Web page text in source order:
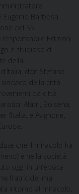
Barbosa
del SS.
Edizioni
e studioso di
della
don Stefano
sindaco della città
da città
Alatri, Bolsena,
e Avignone,
che il miracolo ha
e nella società.
oggi in un’epoca
fratricide, ma
intorno al miracolo,